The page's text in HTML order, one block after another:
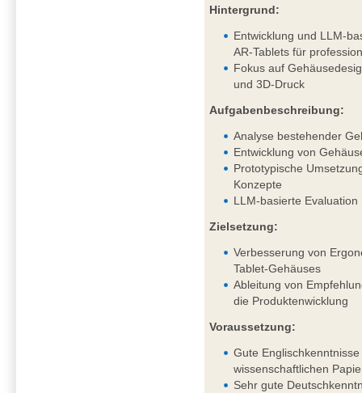
Hintergrund:
Entwicklung und LLM-
AR-Tablets für
Fokus auf
und 3D-Druck
Aufgabenbeschreibung:
Analyse bestehender
Entwicklung von
Prototypische
Konzepte
LLM-basierte Evaluation
Zielsetzung:
Verbesserung von
Tablet-Gehäuses
Ableitung von
die Produktenwicklung
Voraussetzung:
Gute
wissenschaftlichen
Sehr gute